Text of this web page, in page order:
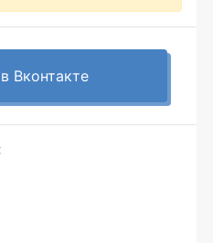
Вконтакте